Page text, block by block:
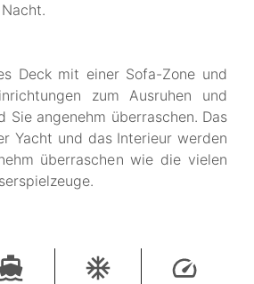
Deck mit einer Sofa-Zone und
zum Ausruhen und
Sie angenehm überraschen. Das
Yacht und das Interieur werden
überraschen wie die vielen